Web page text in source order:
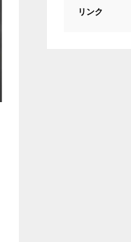
リンク